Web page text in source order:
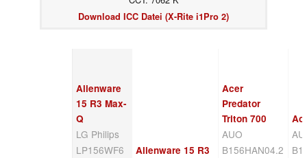
Download ICC Datei (X-Rite i1Pro 2)
Alienware
15 R3 Max-
Q
LG Philips
LP156WF6
Alienware 15 R3
Acer
Predator
Triton 700
AUO
B156HAN04.2